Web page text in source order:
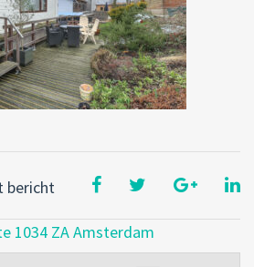
bericht
1034 ZA Amsterdam